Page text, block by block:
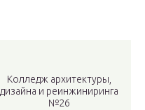
Колледж архитектуры,
дизайна и реинжиниринга
№26